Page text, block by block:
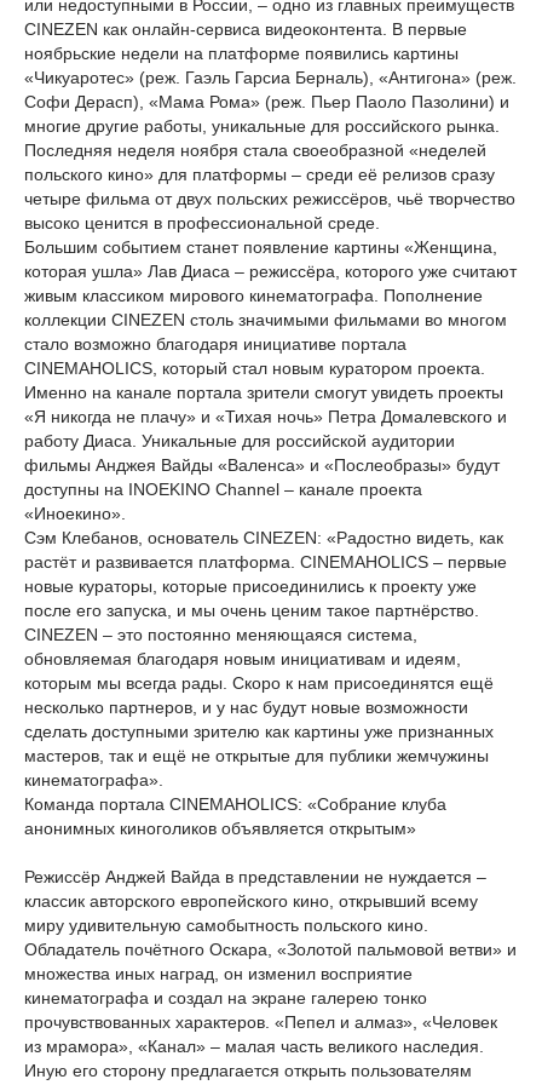
или недоступными в России, – одно из главных преимуществ
CINEZEN как онлайн-сервиса видеоконтента. В первые
ноябрьские недели на платформе появились картины
«Чикуаротес» (реж. Гаэль Гарсиа Берналь), «Антигона» (реж.
Софи Дерасп), «Мама Рома» (реж. Пьер Паоло Пазолини) и
многие другие работы, уникальные для российского рынка.
Последняя неделя ноября стала своеобразной «неделей
польского кино» для платформы – среди её релизов сразу
четыре фильма от двух польских режиссёров, чьё творчество
высоко ценится в профессиональной среде.
Большим событием станет появление картины «Женщина,
которая ушла» Лав Диаса – режиссёра, которого уже считают
живым классиком мирового кинематографа. Пополнение
коллекции CINEZEN столь значимыми фильмами во многом
стало возможно благодаря инициативе портала
CINEMAHOLICS, который стал новым куратором проекта.
Именно на канале портала зрители смогут увидеть проекты
«Я никогда не плачу» и «Тихая ночь» Петра Домалевского и
работу Диаса. Уникальные для российской аудитории
фильмы Анджея Вайды «Валенса» и «Послеобразы» будут
доступны на INOEKINO Channel – канале проекта
«Иноекино».
Сэм Клебанов, основатель СINEZEN: «Радостно видеть, как
растёт и развивается платформа. CINEMAHOLICS – первые
новые кураторы, которые присоединились к проекту уже
после его запуска, и мы очень ценим такое партнёрство.
CINEZEN – это постоянно меняющаяся система,
обновляемая благодаря новым инициативам и идеям,
которым мы всегда рады. Скоро к нам присоединятся ещё
несколько партнеров, и у нас будут новые возможности
сделать доступными зрителю как картины уже признанных
мастеров, так и ещё не открытые для публики жемчужины
кинематографа».
Команда портала CINEMAHOLICS: «Собрание клуба
анонимных киноголиков объявляется открытым»
Режиссёр Анджей Вайда в представлении не нуждается –
классик авторского европейского кино, открывший всему
миру удивительную самобытность польского кино.
Обладатель почётного Оскара, «Золотой пальмовой ветви» и
множества иных наград, он изменил восприятие
кинематографа и создал на экране галерею тонко
прочувствованных характеров. «Пепел и алмаз», «Человек
из мрамора», «Канал» – малая часть великого наследия.
Иную его сторону предлагается открыть пользователям